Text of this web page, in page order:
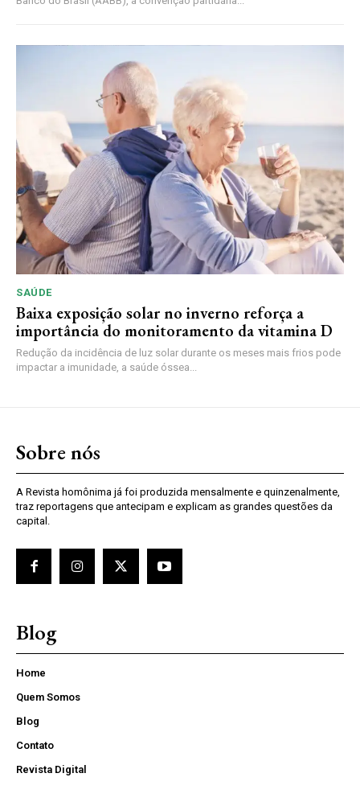
SAÚDE
Baixa exposição solar no inverno reforça a
importância do monitoramento da vitamina D
Redução da incidência de luz solar durante os meses mais frios pode
impactar a imunidade, a saúde óssea...
Sobre nós
A Revista homônima já foi produzida mensalmente e quinzenalmente,
traz reportagens que antecipam e explicam as grandes questões da
capital.
Blog
Home
Quem Somos
Blog
Contato
Revista Digital